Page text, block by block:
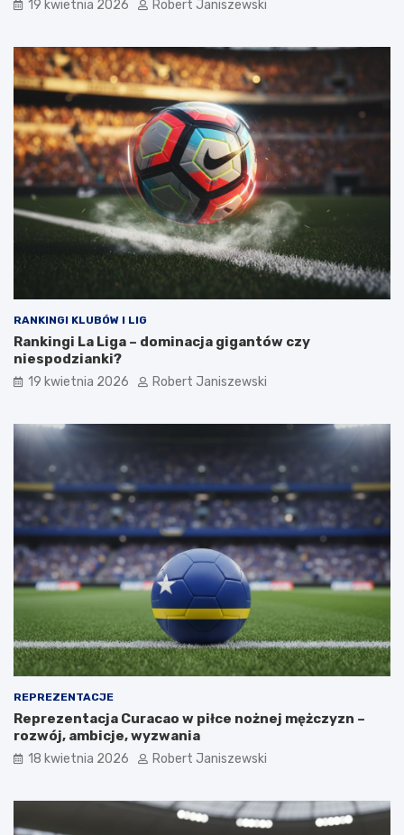
19 kwietnia 2026 Robert Janiszewski
RANKINGI KLUBÓW I LIG
Rankingi La Liga – dominacja gigantów czy
niespodzianki?
19 kwietnia 2026 Robert Janiszewski
REPREZENTACJE
Reprezentacja Curacao w piłce nożnej mężczyzn –
rozwój, ambicje, wyzwania
18 kwietnia 2026 Robert Janiszewski